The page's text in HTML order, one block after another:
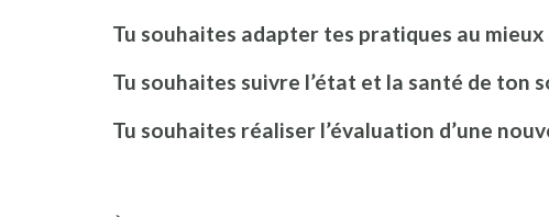
Tu souhaites adapter tes pratiques au
Tu souhaites suivre l’état et la santé de ton
Tu souhaites réaliser l’évaluation d’une